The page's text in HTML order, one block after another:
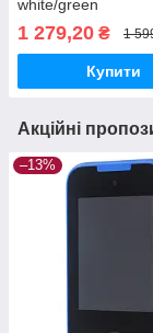
white/green
1 279,20 ₴ 1
Купити
Акційні
–13%